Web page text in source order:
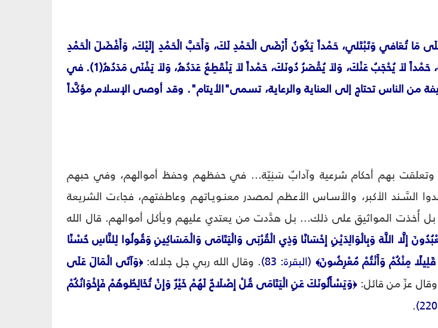
مَا تُعَافي وَتَبْتَلي، حَمْداً يَكُونُ أَرْضَى الْحَمْدِ لَكَ، وَأَحَبَّ الْحَمْدِ إِلَيْكَ، وَأَفْضَلَ الْحَمْدِ
عِنْدَكَ، حَمْداً يَمْلأُ مَا خَلَقْتَ، وَيَبْلُغُ مَا أَرَدْتَ، حَمْداً لاَ يُحْجَبُ عَنْكَ، وَلاَ يُقْصَرُ دُونَكَ، حَمْداً لاَ يَنْقَطِعُ عَدَدُهُ، وَلاَ يَفْنَى مَدَدُهُ(1). في
الناس تحتاج إلى العناية والرعاية، تسمى"الأيتام". وقد أوصى الإسلام مؤكَّداً
وتعلقت بهم أحكام شرعية وآدابٌ سَنِيّة... في حفظهم وحفظ أموالهم، وفي حبهم
السَّـند الأكبر، والأسـاس الأعظم لمصدر معنـويـاتهم وعاطفتهم، فجاءت الشريعة
بل أُخذت المواثيق على ذلك... بل هدَّدت من يعتدي عليهم ويأكل أموالهم. قال الله
إِلَّا اللَّهَ وَبِالْوَالِدَيْنِ إِحْسَانًا وَذِي الْقُرْبَى وَالْيَتَامَى وَالْمَسَاكِينِ وَقُولُوا لِلنَّاسِ حُسْنًا
قَلِيلًا مِنْكُمْ وَأَنْتُمْ مُعْرِضُونَ﴾ (البقرة: 83) . وقال الله ربي جل جلاله: ﴿وَآتَى الْمَالَ عَلَى
عزّ من قائل:﴿وَيَسْأَلُونَكَ عَنِ الْيَتَامَى قُلْ إِصْلَاحٌ لَهُمْ خَيْرٌ وَإِنْ تُخَالِطُوهُمْ فَإِخْوَانُكُمْ
.